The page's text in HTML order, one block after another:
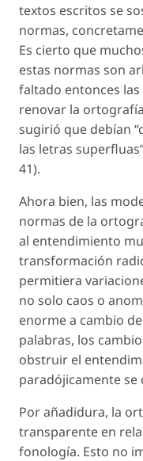
textos escritos se
normas,
Es cierto que
estas normas son
faltado entonces
renovar la
sugirió que debían
las letras
41).
Ahora bien, las
normas de la
al entendimiento
transformación
permitiera
no solo caos o
enorme a cambio
palabras, los
obstruir el
paradójicamente se
Por añadidura, la
transparente en
fonología. Esto no